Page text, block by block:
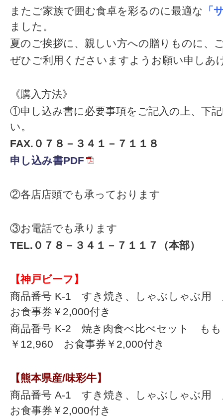
またご家族で囲む食卓を彩るのに最適な 「
ました。
夏のご挨拶に、親しい方への贈りものに、
ぜひご利用くださいますよう お願い申しあ
《購入方法》
①申し込み書に必要事項をご記入の上、下
い。
FAX.０７８－３４１－７１１８
申し込み書PDF
②各店店頭でも承っております
③お電話でも承ります
TEL.０７８－３４１－７１１７（本部）
【神戸ビーフ】
商品番号 K-1 すき焼き、しゃぶしゃぶ
お食事券￥2,000付き
商品番号 K-2 焼き肉食べ比べセット も
￥12,960 お食事券￥2,000付き
【熊本県産/味彩牛】
商品番号 A-1 すき焼き、しゃぶしゃぶ
お食事券￥2,000付き